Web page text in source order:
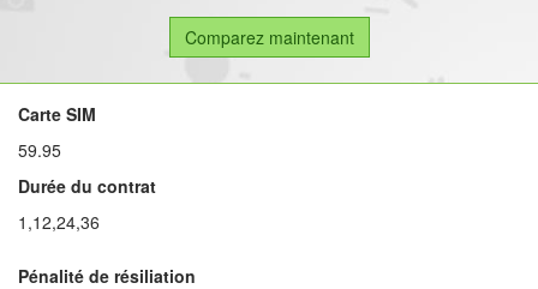
Carte SIM
59.95
Durée du contrat
1,12,24,36
Pénalité de résiliation